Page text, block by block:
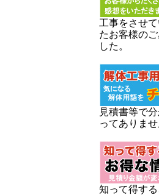
工事をさせ
たお客様の
した。
見積書等で
ってありませ
知って得す